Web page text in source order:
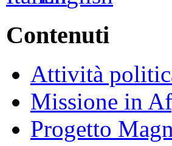
Contenuti
Attività
Missione in
Progetto